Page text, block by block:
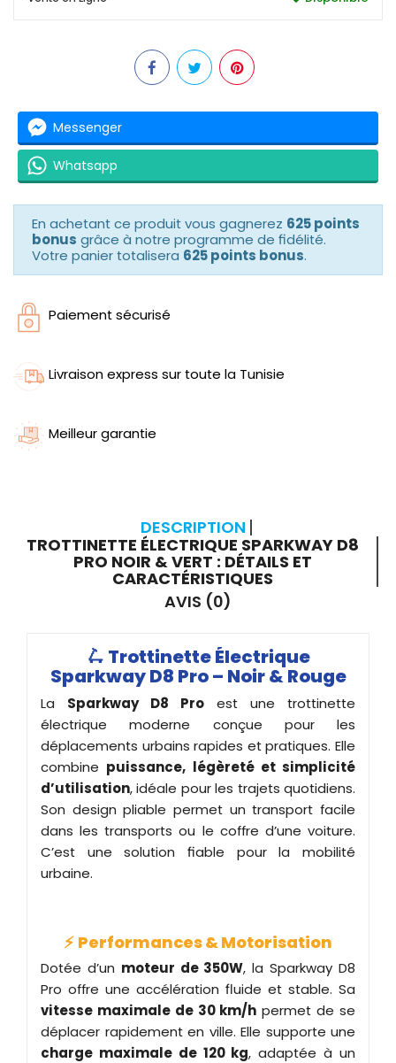
Messenger
Whatsapp
En achetant ce produit vous gagnerez 625 points
bonus grâce à notre programme de fidélité.
Votre panier totalisera 625 points bonus.
Paiement sécurisé
Livraison express sur toute la Tunisie
Meilleur garantie
DESCRIPTION
TROTTINETTE ÉLECTRIQUE SPARKWAY D8
PRO NOIR & VERT : DÉTAILS ET
CARACTÉRISTIQUES
AVIS (0)
🛴 Trottinette Électrique
Sparkway D8 Pro – Noir & Rouge
La Sparkway D8 Pro est une trottinette
électrique moderne conçue pour les
déplacements urbains rapides et pratiques. Elle
combine puissance, légèreté et simplicité
d’utilisation, idéale pour les trajets quotidiens.
Son design pliable permet un transport facile
dans les transports ou le coffre d’une voiture.
C’est une solution fiable pour la mobilité
urbaine.
⚡ Performances & Motorisation
Dotée d’un moteur de 350W, la Sparkway D8
Pro offre une accélération fluide et stable. Sa
vitesse maximale de 30 km/h permet de se
déplacer rapidement en ville. Elle supporte une
charge maximale de 120 kg, adaptée à un